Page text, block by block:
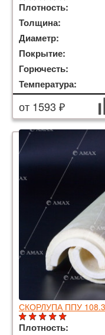
Плотность:
Толщина:
Диаметр:
Покрытие:
Горючесть:
Температура:
от 1593 ₽
СКОРЛУПА ППУ
Плотность: